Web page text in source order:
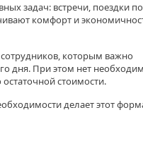
задач: встречи, поездки
комфорт и
которым важно
дня. При этом нет
стоимости.
делает этот